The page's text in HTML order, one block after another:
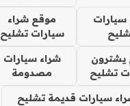
سيارات
موقع شراء
سيارات تشليح
يشترون
تشليح
شراء سيارات
مصدومة
سيارات قديمة تشليح